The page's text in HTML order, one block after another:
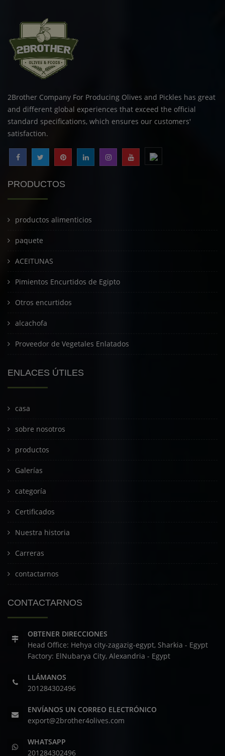
2Brother Company For Producing Olives and Pickles has great
and different global experiences that exceed the official
standard specifications, which ensures our customers'
satisfaction.
PRODUCTOS
productos alimenticios
paquete
ACEITUNAS
Pimientos Encurtidos de Egipto
Otros encurtidos
alcachofa
Proveedor de Vegetales Enlatados
ENLACES ÚTILES
casa
sobre nosotros
productos
Galerías
categoría
Certificados
Nuestra historia
Carreras
contactarnos
CONTACTARNOS
OBTENER DIRECCIONES
Head Office: Hehya city-zagazig-egypt, Sharkia - Egypt
Factory: ElNubarya City, Alexandria - Egypt
LLÁMANOS
201284302496
ENVÍANOS UN CORREO ELECTRÓNICO
export@2brother4olives.com
WHATSAPP
201284302496